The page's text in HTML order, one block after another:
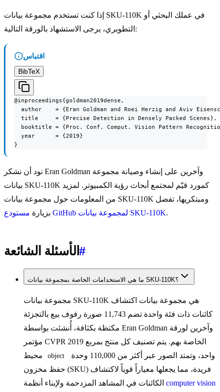
إذا كنت تستخدم مجموعة بيانات SKU-110K في عملك البحثي أو
التطويري، يرجى الاستشهاد بالورقة التالية:
اقتباس
BibTeX
@inproceedings{goldman2019dense,
author    = {Eran Goldman and Roei Herzig and Aviv
  title     = {Precise Detection in Densely Packed Scenes},
booktitle = {Proc. Conf. Comput. Vision Pattern
  year      = {2019}
}
نود أن نشكر Eran Goldman وآخرين على إنشاء وصيانة مجموعة
بيانات SKU-110K كمورد قيّم لمجتمع أبحاث رؤية الكمبيوتر. لمزيد
من المعلومات حول مجموعة بيانات SKU-110K ومبتكريها، تفضل
بزيارة
مستودع GitHub لمجموعة بيانات SKU-110K.
الأسئلة الشائعة#
ما هي الاستخدامات الخاصة بمجموعة بيانات SKU-110K؟
مجموعة بيانات SKU-110K هي مجموعة بيانات اكتشاف
كائنات ذات فئة واحدة تضم 11,743 صورة رفوف بيع بالتجزئة
مكتظة بكثافة، أُنشئت بواسطة Eran Goldman وآخرين لورقة
مؤتمر CVPR 2019 الخاصة بهم. يتم تصنيف كل منتج بمربع
object
حفظ مخزون (SKU) فريدة، مما يجعلها معياراً قوياً لاكتشاف
computer vision